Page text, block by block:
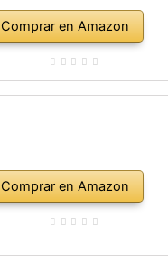
Comprar en Amazon
Comprar en Amazon